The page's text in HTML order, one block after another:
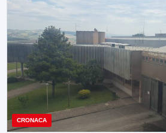
CRONACA